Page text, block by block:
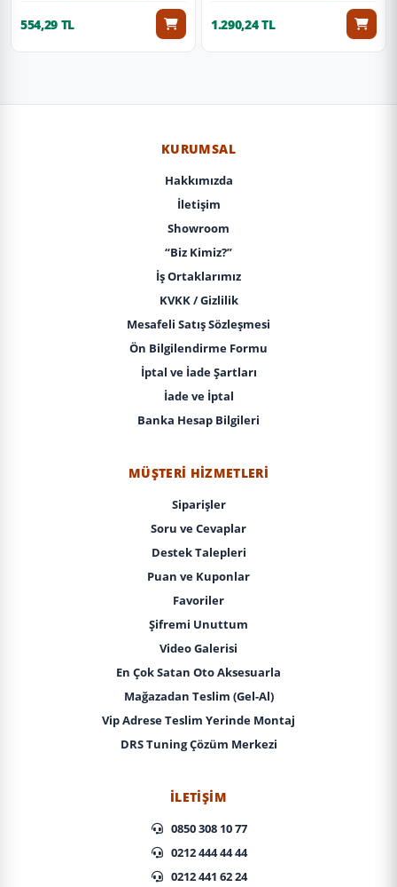
554,29 TL 1.290,24 TL
KURUMSAL
Hakkımızda
İletişim
Showroom
“Biz Kimiz?”
İş Ortaklarımız
KVKK / Gizlilik
Mesafeli Satış Sözleşmesi
Ön Bilgilendirme Formu
İptal ve İade Şartları
İade ve İptal
Banka Hesap Bilgileri
MÜŞTERI HIZMETLERI
Siparişler
Soru ve Cevaplar
Destek Talepleri
Puan ve Kuponlar
Favoriler
Şifremi Unuttum
Video Galerisi
En Çok Satan Oto Aksesuarla
Mağazadan Teslim (Gel-Al)
Vip Adrese Teslim Yerinde Montaj
DRS Tuning Çözüm Merkezi
İLETIŞIM
0850 308 10 77
0212 444 44 44
0212 441 62 24